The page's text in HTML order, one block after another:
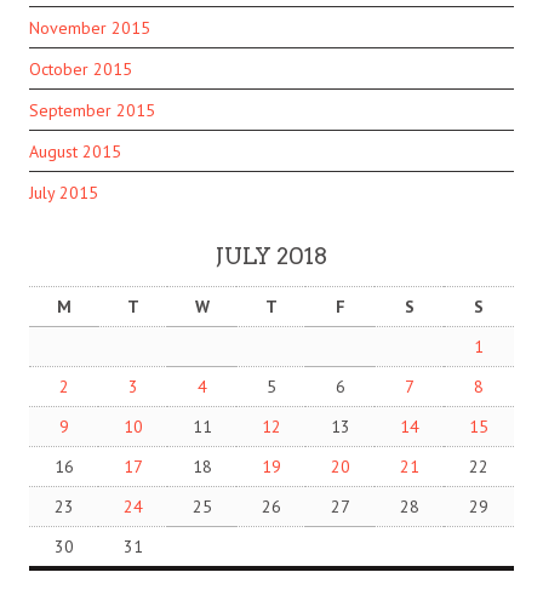
November 2015
October 2015
September 2015
August 2015
July 2015
JULY 2018
M T W T F S
S
1
2
3 4 5 6 7
8
9
10 11 12 13 14
15
16
17 18 19 20 21
22
23
24 25 26 27 28
29
30
31